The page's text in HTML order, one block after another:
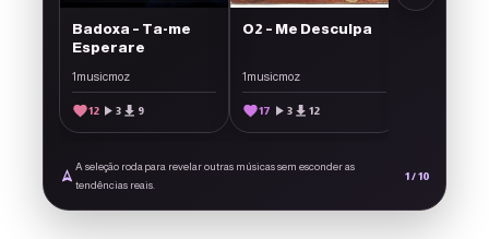
Badoxa – Ta-me
Esperare
1musicmoz
12 3 9
O2 – Me Desculpa
1musicmoz
17 3 12
vertical-
A seleção roda para revelar outras músicas sem esconder as
tendências reais.
1 / 10